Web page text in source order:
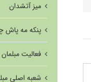
میز آتشدان
پنکه مه
فعالیت
شعبه اصلی